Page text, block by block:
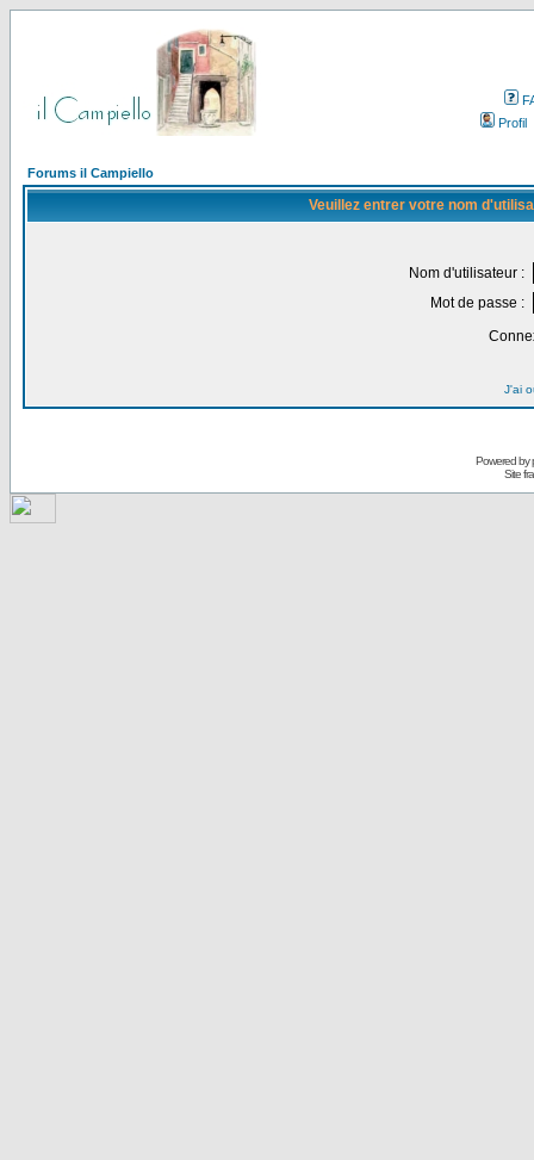
Profil
Forums il Campiello
Veuillez entrer votre nom
Nom d'utilisateur :
Mot de passe :
J'ai
Powered by
Site